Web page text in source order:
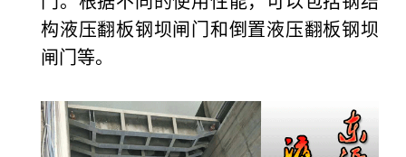
构液压翻板钢坝闸门和倒置液压翻板钢坝
闸门等。